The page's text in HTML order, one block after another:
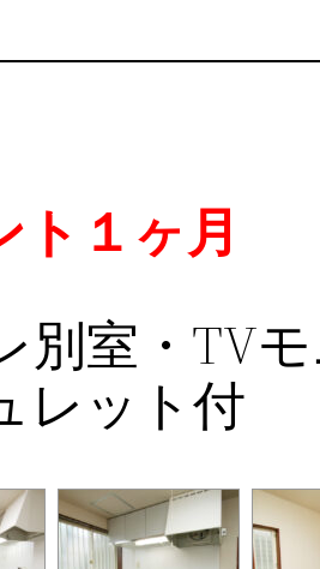
ト１ヶ月
別室・TV
レット付